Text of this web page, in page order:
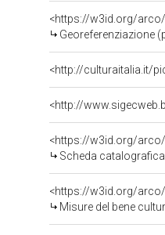
<https://w3id.org/
Georeferenziazione
<http://culturaitalia.it/
<http://
<https://w3id.org/
Scheda
<https://w3id.org/
Misure del bene